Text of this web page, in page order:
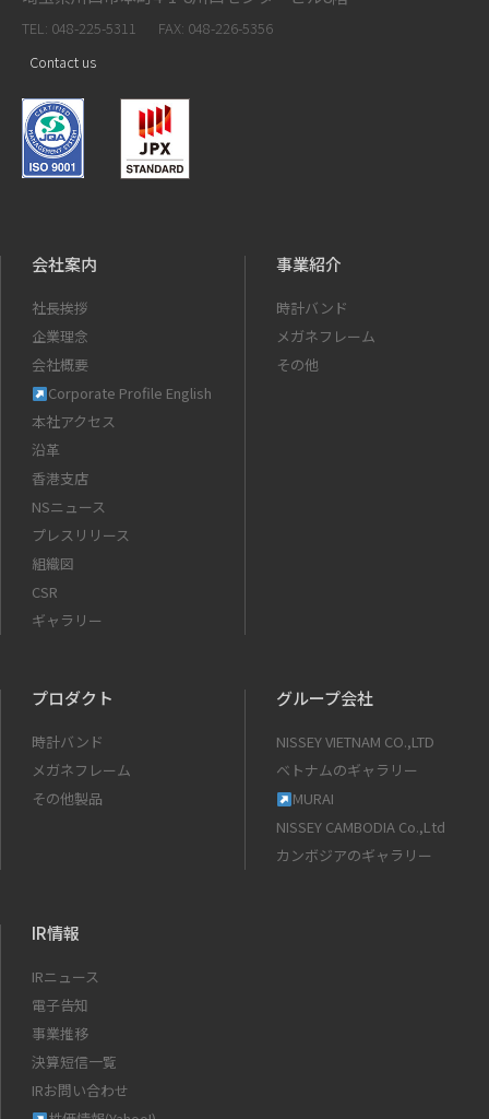
TEL: 048-225-5311
FAX: 048-226-5356
Contact us
会社案内
社長挨拶
企業理念
会社概要
Corporate Profile English
本社アクセス
沿革
香港支店
NSニュース
プレスリリース
組織図
CSR
ギャラリー
事業紹介
時計バンド
メガネフレーム
その他
プロダクト
時計バンド
メガネフレーム
その他製品
グループ会社
NISSEY VIETNAM CO.,LTD
ベトナムのギャラリー
MURAI
NISSEY CAMBODIA Co.,Ltd
カンボジアのギャラリー
IR情報
IRニュース
電子告知
事業推移
決算短信一覧
IRお問い合わせ